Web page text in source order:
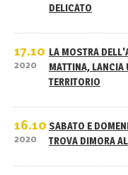
DELICATO
17.10
2020
LA MOSTRA
MATTINA, LANCIA
TERRITORIO
16.10
2020
SABATO E
TROVA DIMORA